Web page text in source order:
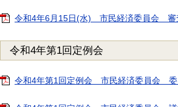
令和4年6月15日(水) 市民経済委員会 審
令和4年第1回定例会
令和4年第1回定例会 市民経済委員会 委